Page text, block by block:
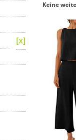
Keine